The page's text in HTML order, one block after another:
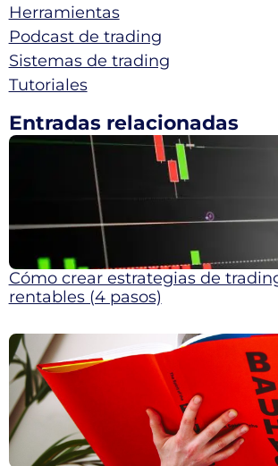
Herramientas
Podcast de trading
Sistemas de trading
Tutoriales
Entradas relacionadas
Cómo crear estrategias de
rentables (4 pasos)